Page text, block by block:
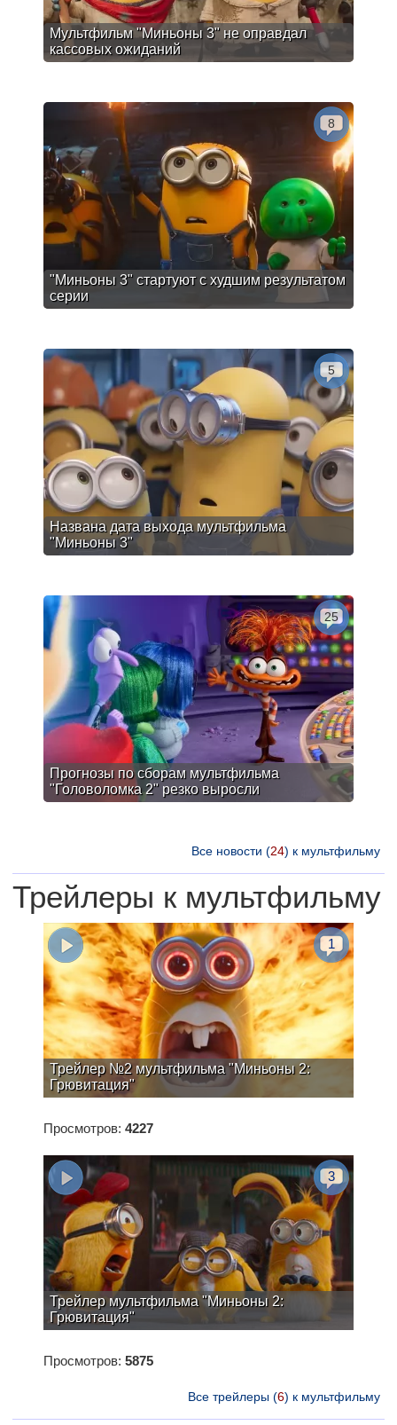
Мультфильм "Миньоны 3" не оправдал
кассовых ожиданий
"Миньоны 3" стартуют с худшим результатом
серии
8
Названа дата выхода мультфильма
"Миньоны 3"
5
Прогнозы по сборам мультфильма
"Головоломка 2" резко выросли
25
Все новости (24) к мультфильму
Трейлеры к мультфильму
Трейлер №2 мультфильма "Миньоны 2:
Грювитация"
1
Просмотров: 4227
Трейлер мультфильма "Миньоны 2:
Грювитация"
3
Просмотров: 5875
Все трейлеры (6) к мультфильму